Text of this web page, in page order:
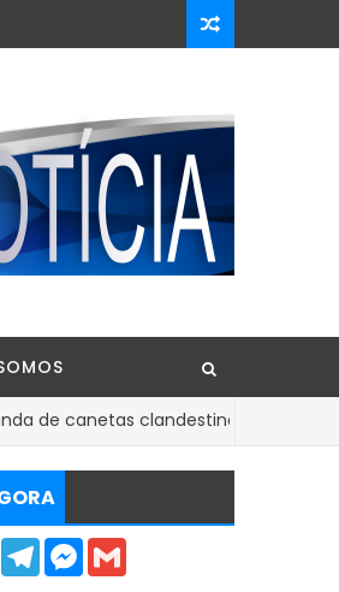
clandestinas de Mounjaro no
W
T
M